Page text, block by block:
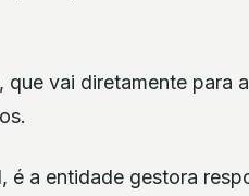
vai diretamente para
é a entidade gestora